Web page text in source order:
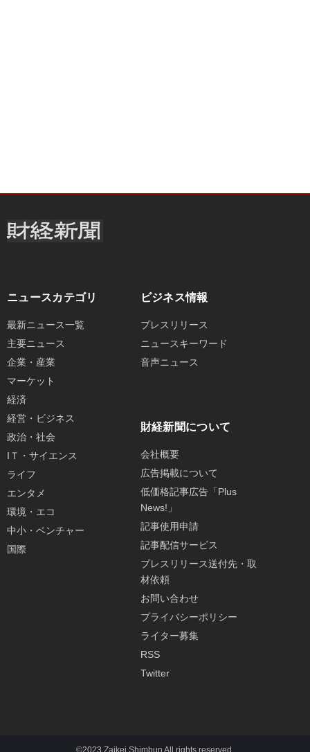
ニュースカテゴリ
最新ニュース一覧
主要ニュース
企業・産業
マーケット
経済
経営・ビジネス
政治・社会
IＴ・サイエンス
ライフ
エンタメ
環境・エコ
中小・ベンチャー
国際
ビジネス情報
プレスリリース
ニュースキーワード
音声ニュース
財経新聞について
会社概要
広告掲載について
低価格記事広告「Plus
News!」
記事使用申請
記事配信サービス
プレスリリース送付先・取
材依頼
お問い合わせ
プライバシーポリシー
ライター募集
RSS
Twitter